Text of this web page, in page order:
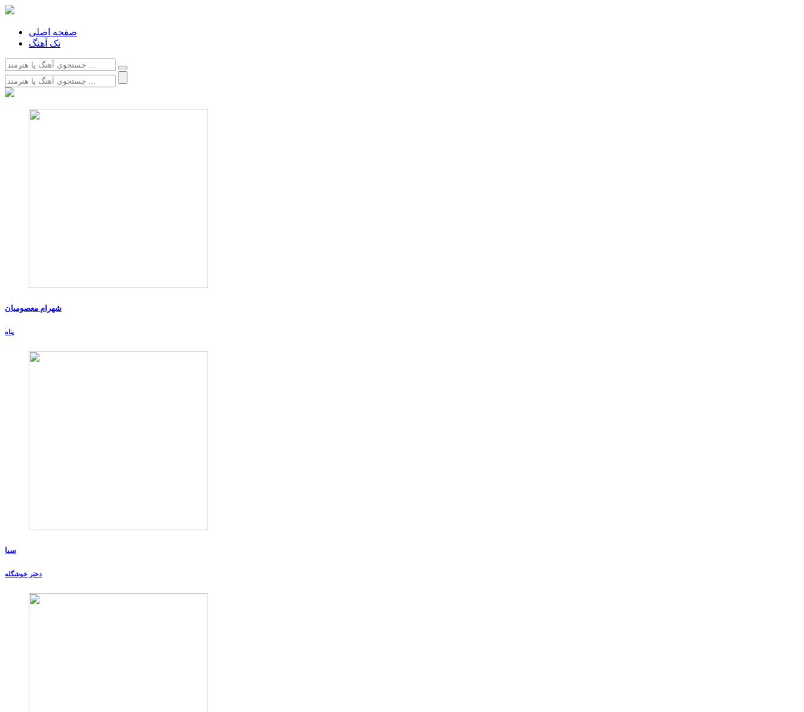
صفحه اصلی
تک آهنگ
شهرام معصومیان
پناه
سیا
دختر خوشگله